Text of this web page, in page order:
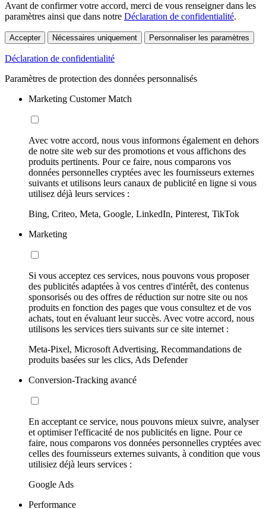
Avant de confirmer votre accord, merci de vous renseigner dans les
paramètres ainsi que dans notre Déclaration de confidentialité.
Accepter Nécessaires uniquement Personnaliser les paramètres
Déclaration de confidentialité
Paramètres de protection des données personnalisés
Marketing Customer Match
Avec votre accord, nous vous informons également en dehors
de notre site web sur des promotions et vous affichons des
produits pertinents. Pour ce faire, nous comparons vos
données personnelles cryptées avec les fournisseurs externes
suivants et utilisons leurs canaux de publicité en ligne si vous
utilisez déjà leurs services :
Bing, Criteo, Meta, Google, LinkedIn, Pinterest, TikTok
Marketing
Si vous acceptez ces services, nous pouvons vous proposer
des publicités adaptées à vos centres d'intérêt, des contenus
sponsorisés ou des offres de réduction sur notre site ou nos
produits en fonction des pages que vous consultez et de vos
achats, tout en évaluant leur succès. Avec votre accord, nous
utilisons les services tiers suivants sur ce site internet :
Meta-Pixel, Microsoft Advertising, Recommandations de
produits basées sur les clics, Ads Defender
Conversion-Tracking avancé
En acceptant ce service, nous pouvons mieux suivre, analyser
et optimiser l'efficacité de nos publicités en ligne. Pour ce
faire, nous comparons vos données personnelles cryptées avec
celles des fournisseurs externes suivants, à condition que vous
utilisiez déjà leurs services :
Google Ads
Performance